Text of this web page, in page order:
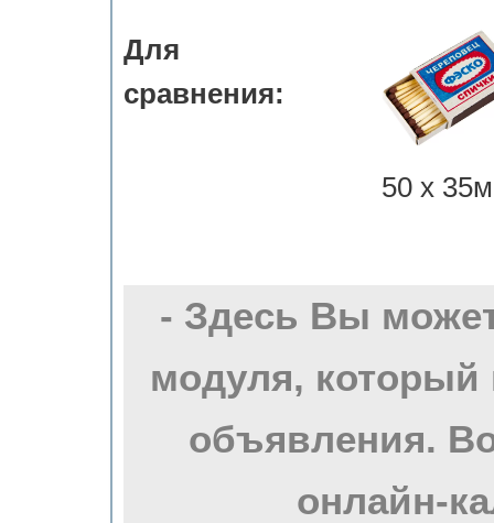
Для
сравнения:
50 х
- Здесь Вы
модуля, который
объявления.
онлайн-